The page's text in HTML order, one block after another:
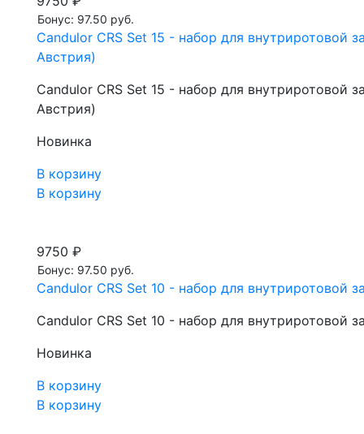
Бонус: 97.50 руб.
Candulor CRS Set 15 - набор для внутриротовой
Австрия)
Candulor CRS Set 15 - набор для внутриротовой
Австрия)
Новинка
В корзину
В корзину
9750 ₽
Бонус: 97.50 руб.
Candulor CRS Set 10 - набор для внутриротовой
Candulor CRS Set 10 - набор для внутриротовой
Новинка
В корзину
В корзину